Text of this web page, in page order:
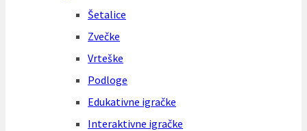
Šetalice
Zvečke
Vrteške
Podloge
Edukativne igračke
Interaktivne igračke